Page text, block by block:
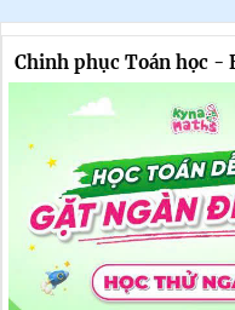
Chinh phục Toán học -